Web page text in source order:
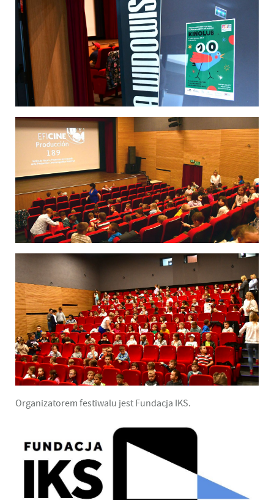
Organizatorem festiwalu jest Fundacja IKS.